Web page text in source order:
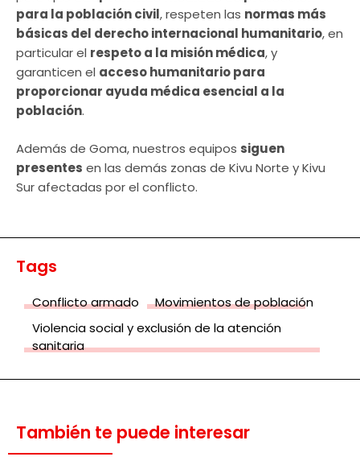
para la población civil, respeten las normas más
básicas del derecho internacional humanitario, en
particular el respeto a la misión médica, y
garanticen el acceso humanitario para
proporcionar ayuda médica esencial a la
población.
Además de Goma, nuestros equipos siguen
presentes en las demás zonas de Kivu Norte y Kivu
Sur afectadas por el conflicto.
Tags
Conflicto armado
Movimientos de población
Violencia social y exclusión de la atención
sanitaria
También te puede interesar